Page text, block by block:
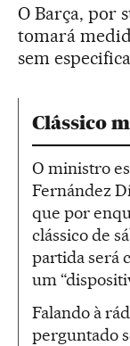
O Barça, por
tomará
sem
Clássico
O ministro
Fernández
que por
clássico de
partida será
um
Falando à
perguntado